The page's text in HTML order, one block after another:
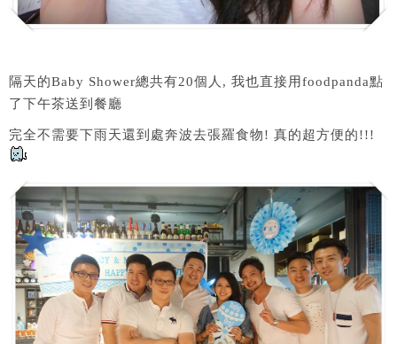
隔天的Baby Shower總共有20個人, 我也直接用foodpanda點
了下午茶送到餐廳
完全不需要下雨天還到處奔波去張羅食物! 真的超方便的!!!